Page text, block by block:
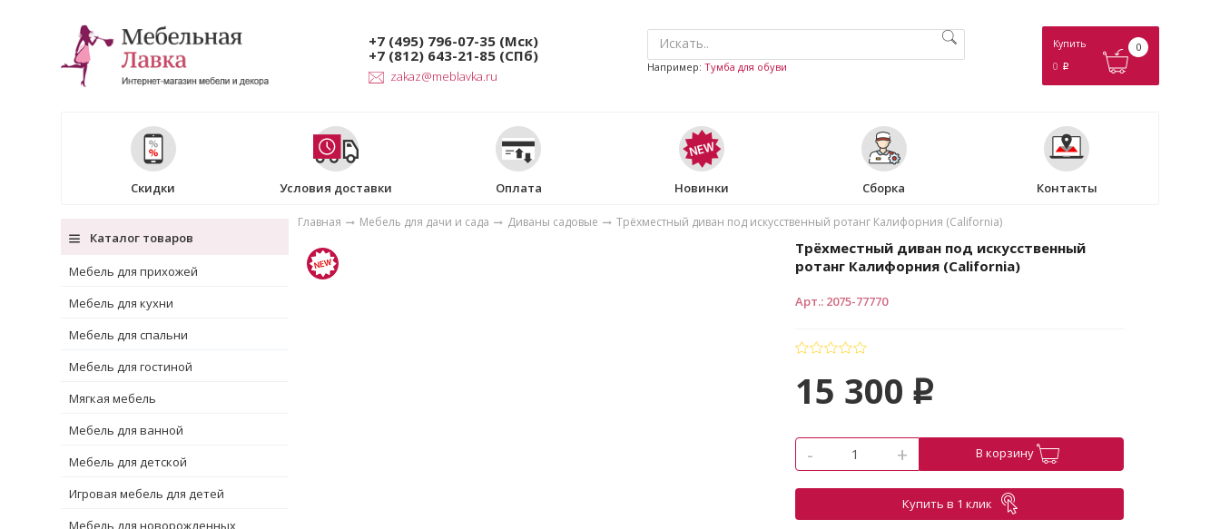
+7 (495) 796-07-35 (Мск)
+7 (812) 643-21-85 (СПб)
zakaz@meblavka.ru
Например: Тумба для обуви
Купить
0 p
0
Скидки Условия доставки Оплата Новинки Сборка Контакты
Каталог товаров
Мебель для прихожей
Мебель для кухни
Мебель для спальни
Мебель для гостиной
Мягкая мебель
Мебель для ванной
Мебель для детской
Игровая мебель для детей
Мебель для новорожденных
Главная Мебель для дачи и сада Диваны садовые Трёхместный диван под искусственный ротанг Калифорния (California)
Трёхместный диван под искусственный
ротанг Калифорния (California)
Арт.: 2075-77770
15 300 p
- + В корзину
Купить в 1 клик